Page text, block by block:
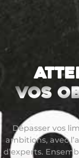
vos
Dépasser vos
ambitions, avec
d’experts.